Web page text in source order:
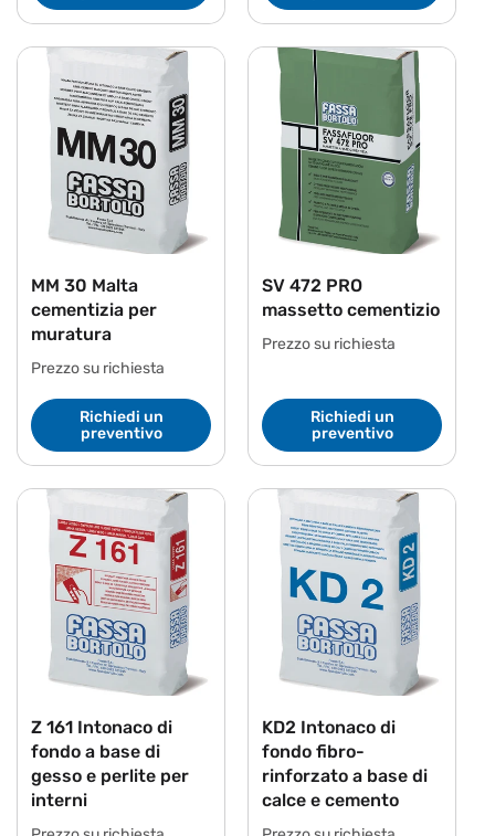
MM 30 Malta
cementizia per
muratura
Prezzo su richiesta
Richiedi un
preventivo
SV 472 PRO
massetto cementizio
Prezzo su richiesta
Richiedi un
preventivo
Z 161 Intonaco di
fondo a base di
gesso e perlite per
interni
KD2 Intonaco di
fondo fibro-
rinforzato a base di
calce e cemento